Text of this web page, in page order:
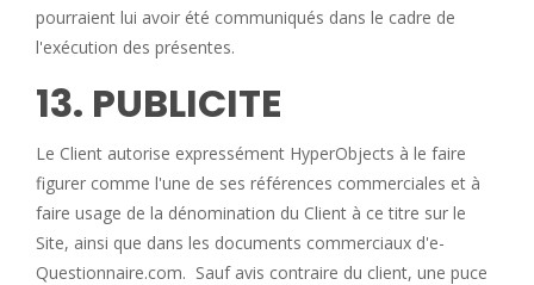
pourraient lui avoir été communiqués dans le cadre de
l'exécution des présentes.
13. PUBLICITE
Le Client autorise expressément HyperObjects à le faire
figurer comme l'une de ses références commerciales et à
faire usage de la dénomination du Client à ce titre sur le
Site, ainsi que dans les documents commerciaux d'e-
Questionnaire.com. Sauf avis contraire du client, une puce